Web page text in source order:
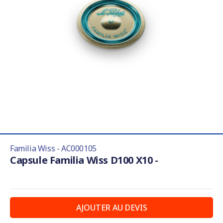
Familia Wiss - AC000105
Capsule Familia Wiss D100 X10 -
AJOUTER AU DEVIS